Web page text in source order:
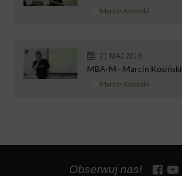
Marcin Kosiński
21 MAJ 2016
MBA-M - Marcin Kosiński
Marcin Kosiński
Obserwuj nas!